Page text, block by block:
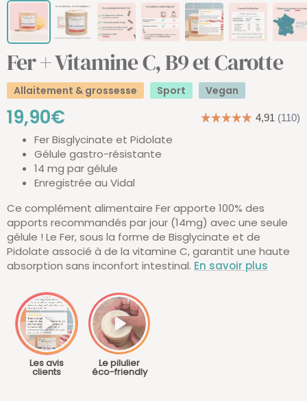
Fer + Vitamine C, B9 et Carotte
Allaitement & grossesse Sport Vegan
Prix
de
vente
19,90€
Fer Bisglycinate et Pidolate
Gélule gastro-résistante
14 mg par gélule
Enregistrée au Vidal
Ce complément alimentaire Fer apporte 100% des
apports recommandés par jour (14mg) avec une seule
gélule ! Le Fer, sous la forme de Bisglycinate et de
Pidolate associé à de la vitamine C, garantit une haute
absorption sans inconfort intestinal. En savoir plus
Les avis
clients
Le pilulier
éco-friendly